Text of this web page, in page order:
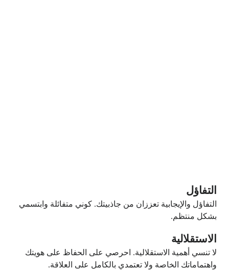
التفاؤل
التفاؤل والإيجابية تعززان من جاذبيتك. كوني متفائلة وابتسمي
بشكل منتظم.
الاستقلالية
لا تنسي أهمية الاستقلالية. احرصي على الحفاظ على هويتك
واهتماماتك الخاصة ولا تعتمدي بالكامل على العلاقة.